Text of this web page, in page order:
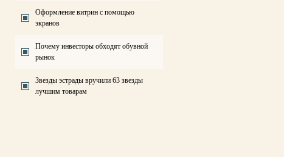
Оформление витрин с помощью
экранов
Почему инвесторы обходят обувной
рынок
Звезды эстрады вручили 63 звезды
лучшим товарам